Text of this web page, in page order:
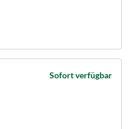
Sofort verfügbar